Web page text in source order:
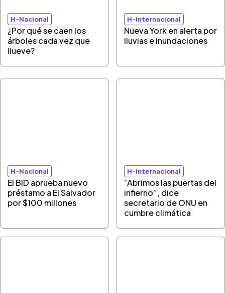
H-Nacional
¿Por qué se caen los
árboles cada vez que
llueve?
H-Internacional
Nueva York en alerta por
lluvias e inundaciones
H-Nacional
El BID aprueba nuevo
préstamo a El Salvador
por $100 millones
H-Internacional
“Abrimos las puertas del
infierno”, dice
secretario de ONU en
cumbre climática